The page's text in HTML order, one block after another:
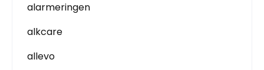
alarmeringen
alkcare
allevo